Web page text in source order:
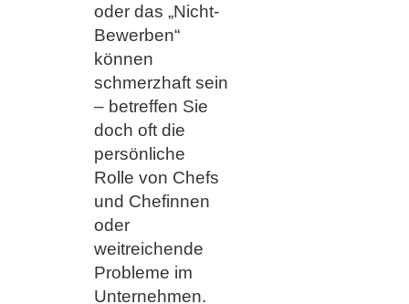
oder das „Nicht-
Bewerben“
können
schmerzhaft sein
– betreffen Sie
doch oft die
persönliche
Rolle von Chefs
und Chefinnen
oder
weitreichende
Probleme im
Unternehmen.